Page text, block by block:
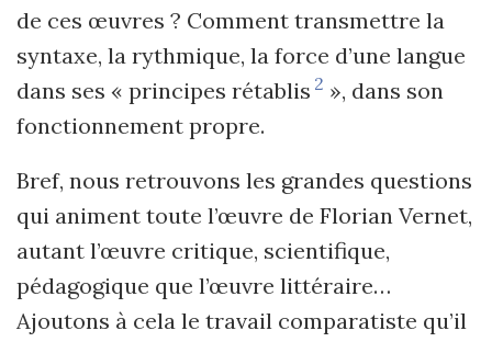
de ces œuvres ? Comment transmettre la
syntaxe, la rythmique, la force d’une langue
dans ses « principes rétablis 2 », dans son
fonctionnement propre.
Bref, nous retrouvons les grandes questions
qui animent toute l’œuvre de Florian Vernet,
autant l’œuvre critique, scientifique,
pédagogique que l’œuvre littéraire…
Ajoutons à cela le travail comparatiste qu’il